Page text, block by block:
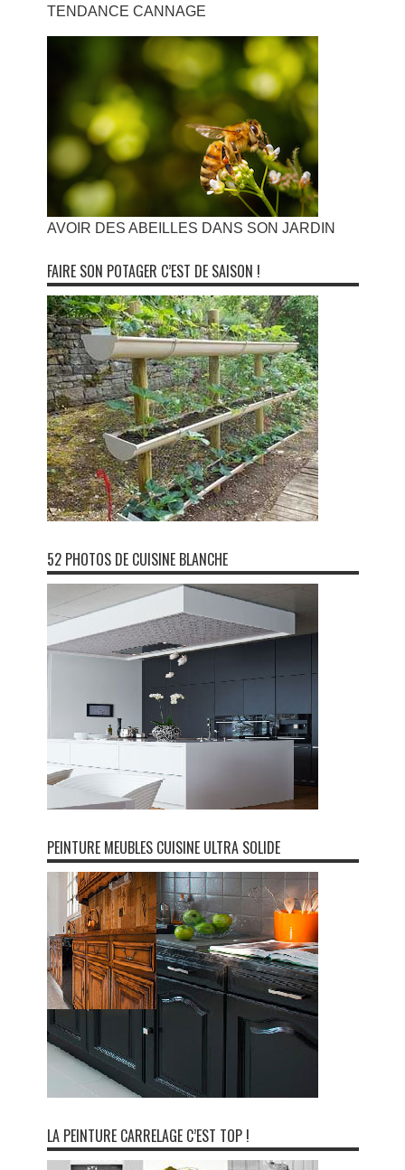
TENDANCE CANNAGE
AVOIR DES ABEILLES DANS SON JARDIN
FAIRE SON POTAGER C’EST DE SAISON !
52 PHOTOS DE CUISINE BLANCHE
PEINTURE MEUBLES CUISINE ULTRA SOLIDE
LA PEINTURE CARRELAGE C’EST TOP !